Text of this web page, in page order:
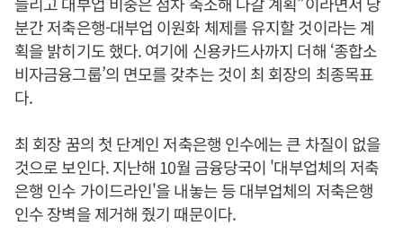
분간 저축은행-대부업 이원화 체제를 유지할 것이라는 계
획을 밝히기도 했다. 여기에 신용카드사까지 더해 ‘종합소
비자금융그룹’의 면모를 갖추는 것이 최 회장의 최종목표
다.
최 회장 꿈의 첫 단계인 저축은행 인수에는 큰 차질이 없을
것으로 보인다. 지난해 10월 금융당국이 '대부업체의 저축
은행 인수 가이드라인'을 내놓는 등 대부업체의 저축은행
인수 장벽을 제거해 줬기 때문이다.